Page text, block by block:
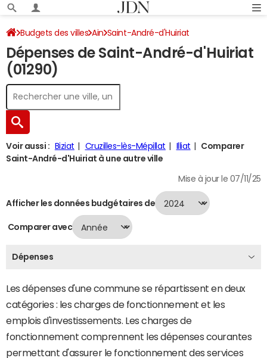
Budgets des villes Ain Saint-André-d'Huiriat
Dépenses 2024
Dépenses de Saint-André-d'Huiriat
(01290)
Voir aussi : Biziat Cruzilles-lès-Mépillat Illiat
Comparer
Saint-André-d'Huiriat à une autre ville
Mise à jour le 07/11/25
Afficher les données budgétaires de
Comparer avec
Dépenses
Les dépenses d'une commune se répartissent en deux
catégories : les charges de fonctionnement et les
emplois d'investissements. Les charges de
fonctionnement comprennent les dépenses courantes
permettant d'assurer le fonctionnement des services